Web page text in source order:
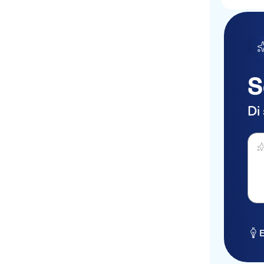
Di
Fai